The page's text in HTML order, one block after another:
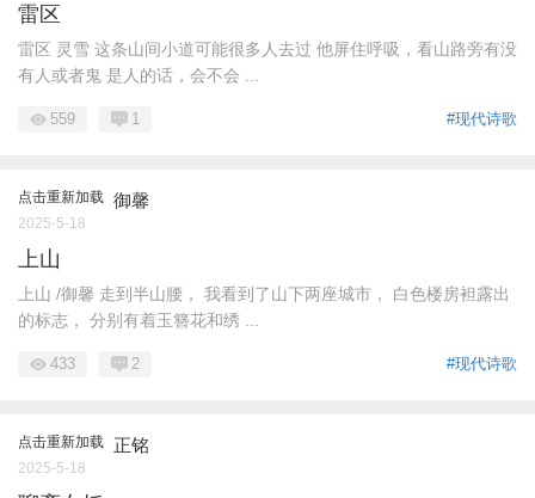
雷区
雷区 灵雪 这条山间小道可能很多人去过 他屏住呼吸，看山路旁有没
有人或者鬼 是人的话，会不会 ...
#现代诗歌
559 1
点击重新加载 御馨
2025-5-18
上山
上山 /御馨 走到半山腰， 我看到了山下两座城市， 白色楼房袒露出
的标志， 分别有着玉簪花和绣 ...
#现代诗歌
433 2
点击重新加载 正铭
2025-5-18